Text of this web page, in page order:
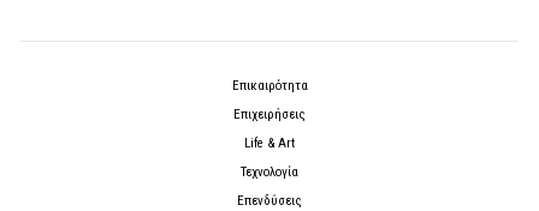
Επικαιρότητα
Επιχειρήσεις
Life & Art
Τεχνολογία
Επενδύσεις